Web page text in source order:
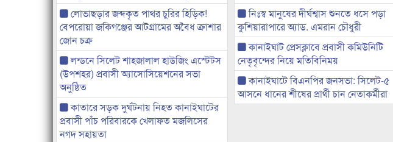
লোভাছড়ার জব্দকৃত পাথর চুরির হিড়িক!
বেপরোয়া জকিগঞ্জের আটগ্রামের অবৈধ ক্রাশার
জোন চক্র
লন্ডনে সিলেট শাহজালাল হাউজিং এস্টেটস
(উপশহর) প্রবাসী অ্যাসোসিয়েশনের সভা
অনুষ্ঠিত
কাতারে সড়ক দুর্ঘটনায় নিহত কানাইঘাটের
প্রবাসী পাঁচ পরিবারকে খেলাফত মজলিসের
নগদ সহায়তা
নিঃস্ব মানুষের দীর্ঘশ্বাস শুনতে ধসে পড়া
কুশিয়ারাপারে অ্যাড. এমরান চৌধুরী
কানাইঘাট প্রেসক্লাবে প্রবাসী কমিউনিটি
নেতৃবৃন্দের নিয়ে মতিবিনিময়
কানাইঘাটে বিএনপির জনসভা: সিলেট-৫
আসনে ধানের শীষের প্রার্থী চান নেতাকর্মীরা